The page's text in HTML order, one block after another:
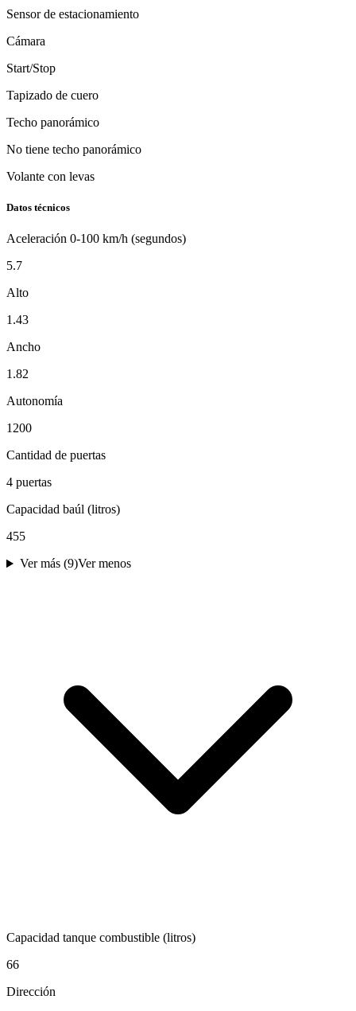
Sensor de estacionamiento
Cámara
Start/Stop
Tapizado de cuero
Techo panorámico
No tiene techo panorámico
Volante con levas
Datos técnicos
Aceleración 0-100 km/h (segundos)
5.7
Alto
1.43
Ancho
1.82
Autonomía
1200
Cantidad de puertas
4 puertas
Capacidad baúl (litros)
455
Ver más (9)Ver menos
Capacidad tanque combustible (litros)
66
Dirección